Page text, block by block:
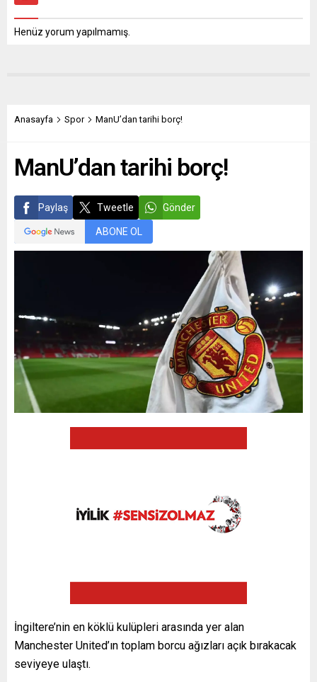
Henüz yorum yapılmamış.
Anasayfa Spor ManU’dan tarihi borç!
ManU’dan tarihi borç!
Paylaş Tweetle Gönder
ABONE OL
İngiltere’nin en köklü kulüpleri arasında yer alan
Manchester United’ın toplam borcu ağızları açık bırakacak
seviyeye ulaştı.